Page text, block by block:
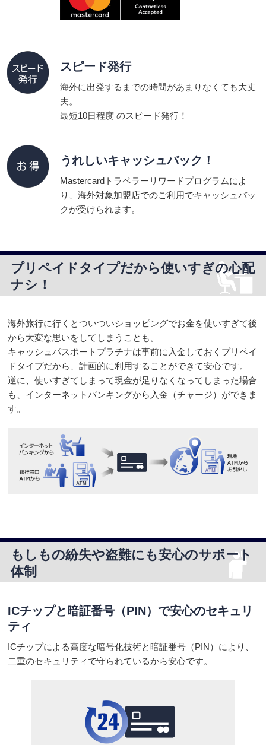
スピード発行
海外に出発するまでの時間があまりなくても大丈
夫。
最短10日程度 のスピード発行！
うれしいキャッシュバック！
Mastercardトラベラーリワードプログラムによ
り、海外対象加盟店でのご利用でキャッシュバッ
クが受けられます。
プリペイドタイプだから使いすぎの心配
ナシ！
海外旅行に行くとついついショッピングでお金を使いすぎて後
から大変な思いをしてしまうことも。
キャッシュパスポートプラチナは事前に入金しておくプリペイ
ドタイプだから、計画的に利用することができて安心です。
逆に、使いすぎてしまって現金が足りなくなってしまった場合
も、インターネットバンキングから入金（チャージ）ができま
す。
もしもの紛失や盗難にも安心のサポート
体制
ICチップと暗証番号（PIN）で安心のセキュリ
ティ
ICチップによる高度な暗号化技術と暗証番号（PIN）により、
二重のセキュリティで守られているから安心です。